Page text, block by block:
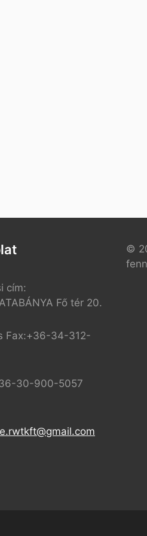
cím:
Fő tér 20.
Fax:+36-34-312-
30-900-5057
©